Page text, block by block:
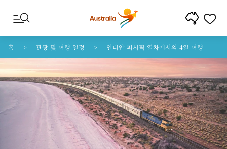
콘텐트로 건너뛰기
꼬리말 내비게이션으로 건너뛰기
홈 관광 및 여행 일정 인디안 퍼시픽 열차에서의 4일 여행